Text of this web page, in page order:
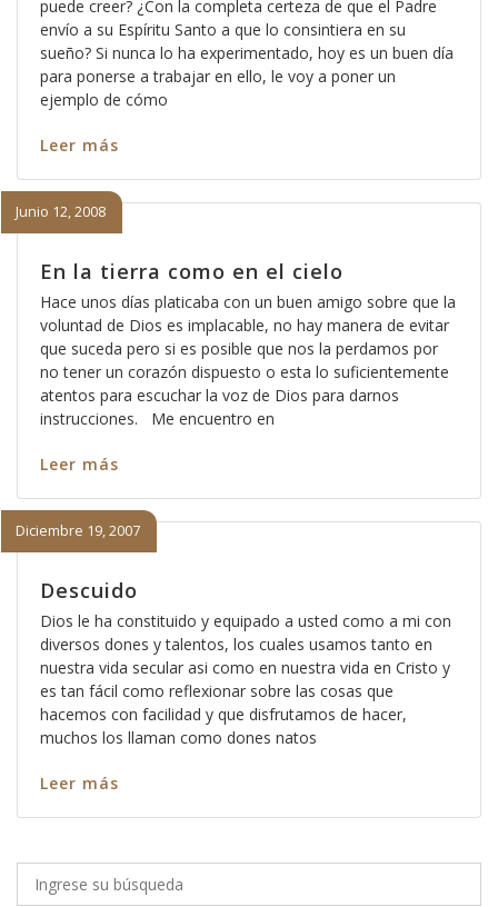
puede creer? ¿Con la completa certeza de que el Padre
envío a su Espíritu Santo a que lo consintiera en su
sueño? Si nunca lo ha experimentado, hoy es un buen día
para ponerse a trabajar en ello, le voy a poner un
ejemplo de cómo
Leer más
En la tierra como en el cielo
Junio 12, 2008
Hace unos días platicaba con un buen amigo sobre que la
voluntad de Dios es implacable, no hay manera de evitar
que suceda pero si es posible que nos la perdamos por
no tener un corazón dispuesto o esta lo suficientemente
atentos para escuchar la voz de Dios para darnos
instrucciones. Me encuentro en
Leer más
Descuido
Diciembre 19, 2007
Dios le ha constituido y equipado a usted como a mi con
diversos dones y talentos, los cuales usamos tanto en
nuestra vida secular asi como en nuestra vida en Cristo y
es tan fácil como reflexionar sobre las cosas que
hacemos con facilidad y que disfrutamos de hacer,
muchos los llaman como dones natos
Leer más